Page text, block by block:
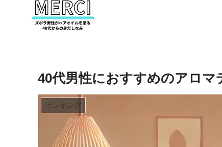
40代男性におすすめのアロ
ランキング